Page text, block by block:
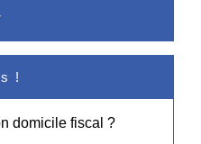
!
domicile fiscal ?